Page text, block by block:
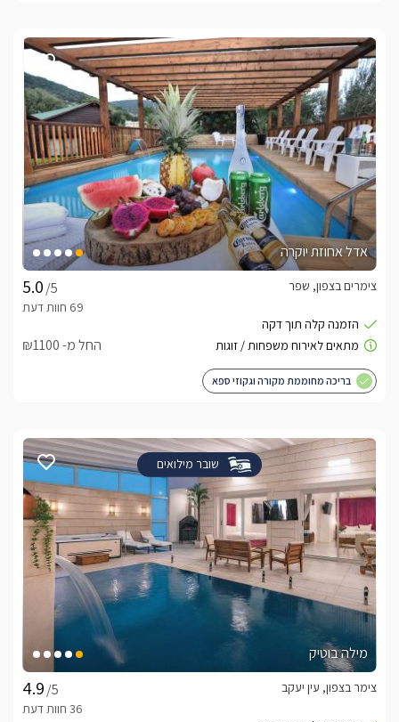
אדל אחוזת יוקרה
/5
צימרים בצפון, שפר
החל מ- ₪1100
בריכה מחוממת מקורה וגקוזי ספא
שובר מילואים
מילה בוטיק
/5
צימר בצפון, עין יעקב